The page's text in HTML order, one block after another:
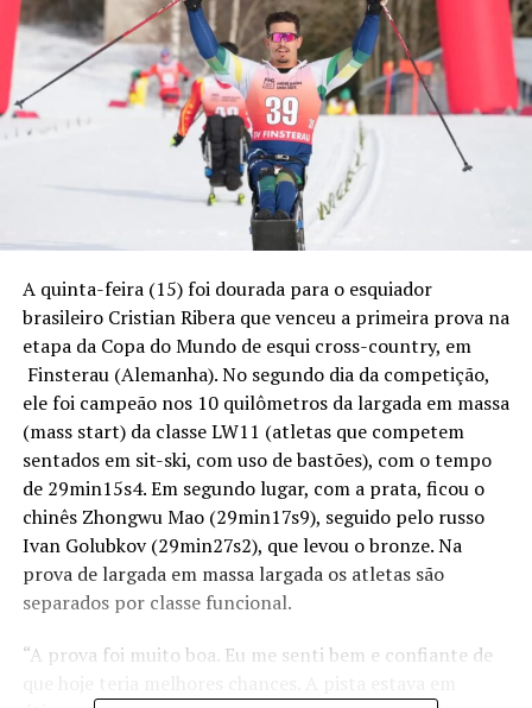
A quinta-feira (15) foi dourada para o esquiador
brasileiro Cristian Ribera que venceu a primeira prova na
etapa da Copa do Mundo de esqui cross-country, em
Finsterau (Alemanha). No segundo dia da competição,
ele foi campeão nos 10 quilômetros da largada em massa
(mass start) da classe LW11 (atletas que competem
sentados em sit-ski, com uso de bastões), com o tempo
de 29min15s4. Em segundo lugar, com a prata, ficou o
chinês Zhongwu Mao (29min17s9), seguido pelo russo
Ivan Golubkov (29min27s2), que levou o bronze. Na
prova de largada em massa largada os atletas são
separados por classe funcional.
“A prova foi muito boa. Eu me senti bem e confiante de